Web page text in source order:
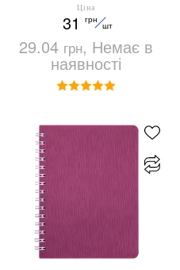
Ціна
31 грн
шт
29.04 грн, Немає в
наявності